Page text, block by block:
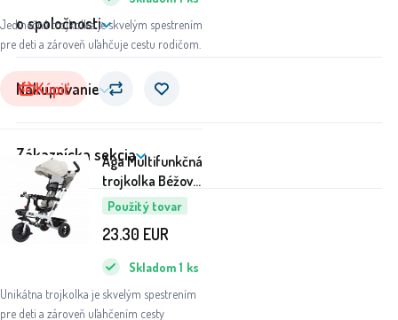
Jedinečná trojkolka je skvelým spestrením
pre deti a zároveň uľahčuje cestu rodičom.
Kúpiť
Použitý tovar
Aga Multifunkčná
trojkolka Béžová
6DZ141 - II.
AKOSŤ
Unikátna trojkolka je skvelým spestrením
pre deti a zároveň uľahčením cesty
Skladom 1 ks
23.30 EUR
o spoločnosti
Nakupovanie
Zákaznícka sekcia